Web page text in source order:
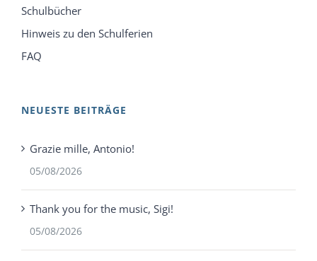
Schulbücher
Hinweis zu den Schulferien
FAQ
NEUESTE BEITRÄGE
Grazie mille, Antonio!
05/08/2026
Thank you for the music, Sigi!
05/08/2026